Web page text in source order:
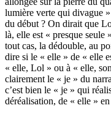
lumière verte qui divague
du début ? On dirait que
là, elle est « presque seule
tout cas, la dédouble, au
dire si le « elle » de « elle
« elle, Lol » ou à « elle,
clairement le « je » du
c’est bien le « je » qui
déréalisation, de « elle »